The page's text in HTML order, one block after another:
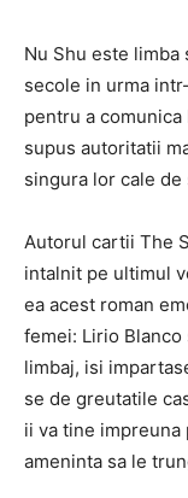
Nu Shu este
secole in urma
pentru a
supus autoritatii
singura lor cale de
Autorul cartii The
intalnit pe ultimul
ea acest roman
femei: Lirio
limbaj, isi
se de greutatile
ii va tine impreuna
ameninta sa le